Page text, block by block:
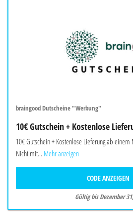
braingood Dutscheine "Werbung"
10€ Gutschein + Kostenlose
10€ Gutschein + Kostenlose Lieferung ab
Nicht mit... Mehr anzeigen
CODE ANZEIGEN
Gültig bis Dezember